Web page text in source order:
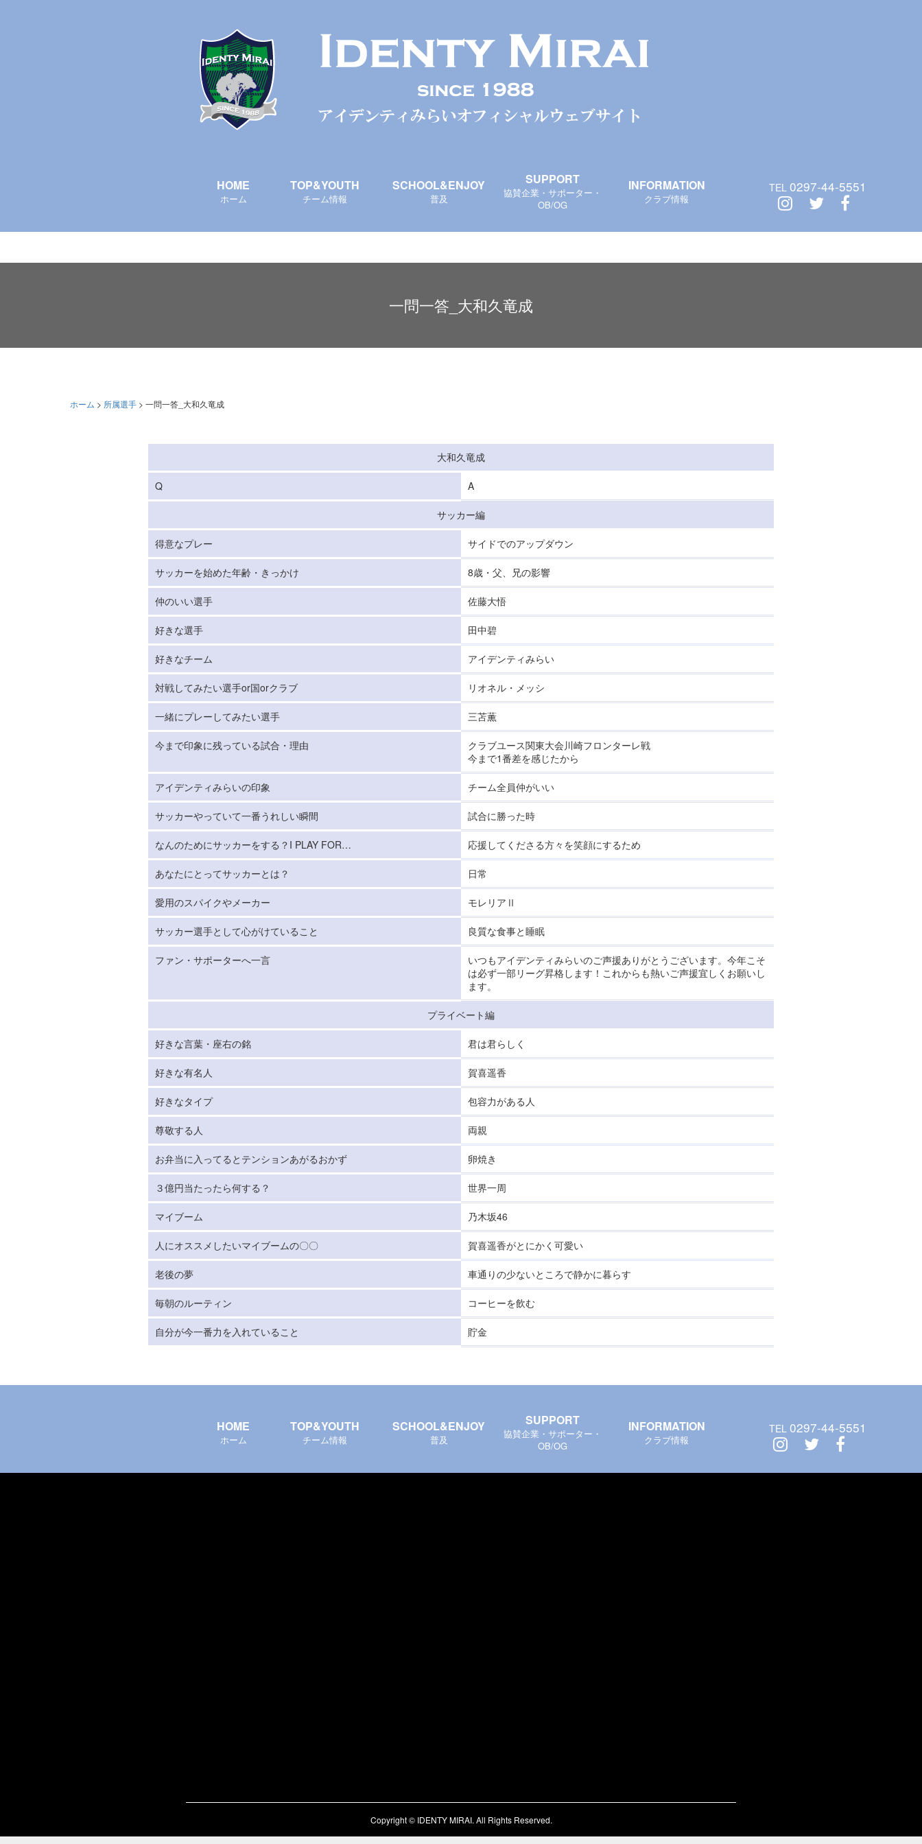
HOME
ホーム
TOP&YOUTH
チーム情報
SCHOOL&ENJOY
普及
SUPPORT
協賛企業・サポーター・
OB/OG
INFORMATION
クラブ情報
TEL 0297-44-5551
一問一答_大和久竜成
ホーム > 所属選手 > 一問一答_大和久竜成
大和久竜成
Q A
サッカー編
得意なプレー サイドでのアップダウン
サッカーを始めた年齢・きっかけ 8歳・父、兄の影響
仲のいい選手 佐藤大悟
好きな選手 田中碧
好きなチーム アイデンティみらい
対戦してみたい選手or国orクラブ リオネル・メッシ
一緒にプレーしてみたい選手 三苫薫
今まで印象に残っている試合・理由
クラブユース関東大会川崎フロンターレ戦
今まで1番差を感じたから
アイデンティみらいの印象 チーム全員仲がいい
サッカーやっていて一番うれしい瞬間 試合に勝った時
なんのためにサッカーをする？I PLAY FOR… 応援してくださる方々を笑顔にするため
あなたにとってサッカーとは？ 日常
愛用のスパイクやメーカー モレリアⅡ
サッカー選手として心がけていること 良質な食事と睡眠
ファン・サポーターへ一言
いつもアイデンティみらいのご声援ありがとうございます。今年こそ
は必ず一部リーグ昇格します！これからも熱いご声援宜しくお願いし
ます。
プライベート編
好きな言葉・座右の銘 君は君らしく
好きな有名人 賀喜遥香
好きなタイプ 包容力がある人
尊敬する人 両親
お弁当に入ってるとテンションあがるおかず 卵焼き
３億円当たったら何する？ 世界一周
マイブーム 乃木坂46
人にオススメしたいマイブームの〇〇 賀喜遥香がとにかく可愛い
老後の夢 車通りの少ないところで静かに暮らす
毎朝のルーティン コーヒーを飲む
自分が今一番力を入れていること 貯金
HOME
ホーム
TOP&YOUTH
チーム情報
SCHOOL&ENJOY
普及
SUPPORT
協賛企業・サポーター・
OB/OG
INFORMATION
クラブ情報
TEL 0297-44-5551
Copyright © IDENTY MIRAI. All Rights Reserved.